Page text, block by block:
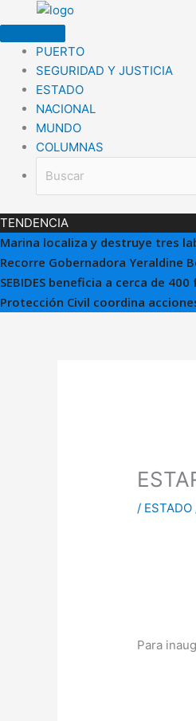
al
contenidoPUERTO
SEGURIDAD Y JUSTICIA
ESTADO
NACIONAL
MUNDO
COLUMNAS
TENDENCIA
Marina localiza y destruye tres
Recorre Gobernadora Yeraldine
SEBIDES beneficia a cerca de
Protección Civil coordina
/ ESTADO
Para